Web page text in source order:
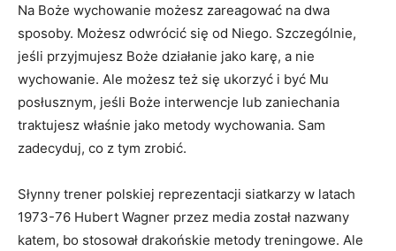
Na Boże wychowanie możesz zareagować na dwa
sposoby. Możesz odwrócić się od Niego. Szczególnie,
jeśli przyjmujesz Boże działanie jako karę, a nie
wychowanie. Ale możesz też się ukorzyć i być Mu
posłusznym, jeśli Boże interwencje lub zaniechania
traktujesz właśnie jako metody wychowania. Sam
zadecyduj, co z tym zrobić.
Słynny trener polskiej reprezentacji siatkarzy w latach
1973-76 Hubert Wagner przez media został nazwany
katem, bo stosował drakońskie metody treningowe. Ale